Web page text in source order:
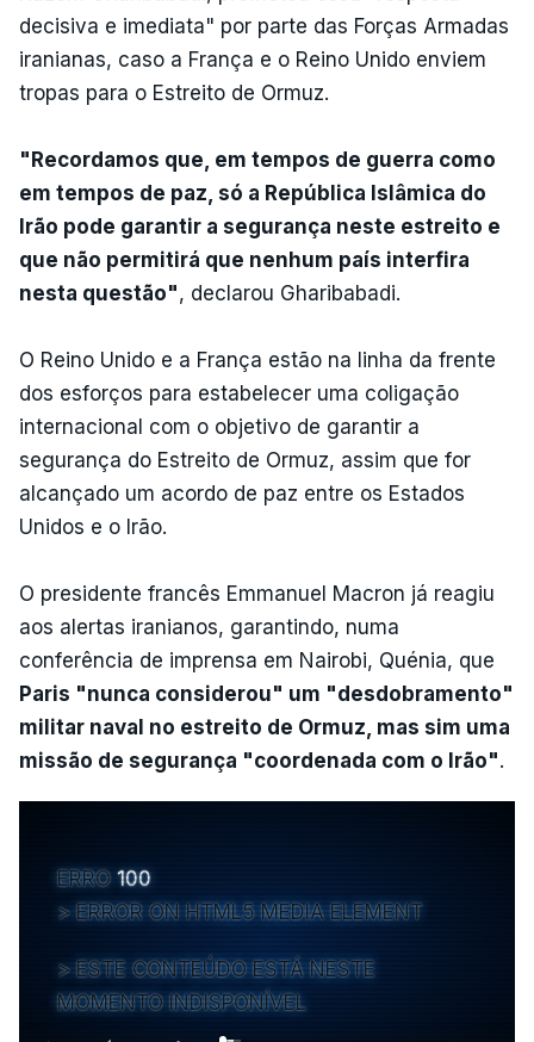
decisiva e imediata" por parte das Forças Armadas
iranianas, caso a França e o Reino Unido enviem
tropas para o Estreito de Ormuz.
"Recordamos que, em tempos de guerra como
em tempos de paz, só a República Islâmica do
Irão pode garantir a segurança neste estreito e
que não permitirá que nenhum país interfira
nesta questão", declarou Gharibabadi.
O Reino Unido e a França estão na linha da frente
dos esforços para estabelecer uma coligação
internacional com o objetivo de garantir a
segurança do Estreito de Ormuz, assim que for
alcançado um acordo de paz entre os Estados
Unidos e o Irão.
O presidente francês Emmanuel Macron já reagiu
aos alertas iranianos, garantindo, numa
conferência de imprensa em Nairobi, Quénia, que
Paris "nunca considerou" um "desdobramento"
militar naval no estreito de Ormuz, mas sim uma
missão de segurança "coordenada com o Irão".
ERRO 100
ERROR ON HTML5 MEDIA ELEMENT
ESTE CONTEÚDO ESTÁ NESTE
MOMENTO INDISPONÍVEL